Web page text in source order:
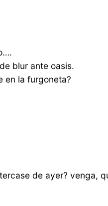
blur ante oasis.
en la furgoneta?
de ayer? venga,